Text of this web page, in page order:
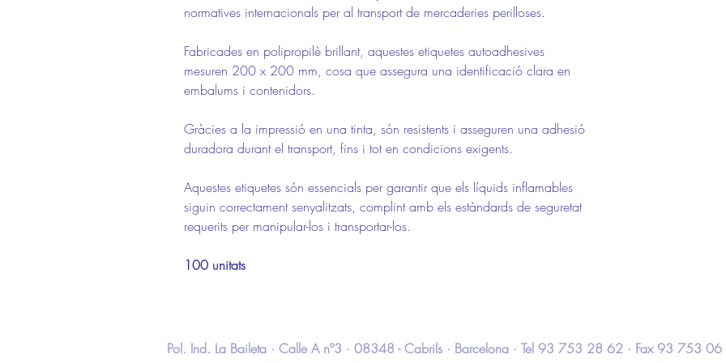
normatives internacionals per al transport de mercaderies perilloses.
Fabricades en polipropilè brillant, aquestes etiquetes autoadhesives
mesuren 200 x 200 mm, cosa que assegura una identificació clara en
embalums i contenidors.
Gràcies a la impressió en una tinta, són resistents i asseguren una adhesió
duradora durant el transport, fins i tot en condicions exigents.
Aquestes etiquetes són essencials per garantir que els líquids inflamables
siguin correctament senyalitzats, complint amb els estàndards de seguretat
requerits per manipular-los i transportar-los.
100 unitats
Pol. Ind. La Baileta · Calle A nº3 · 08348 - Cabrils · Barcelona · Tel 93 753 28 62 · Fax 93 753